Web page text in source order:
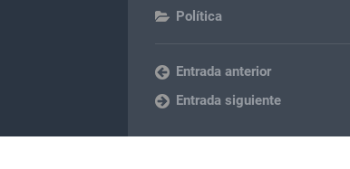
Política
Entrada anterior
Entrada siguiente